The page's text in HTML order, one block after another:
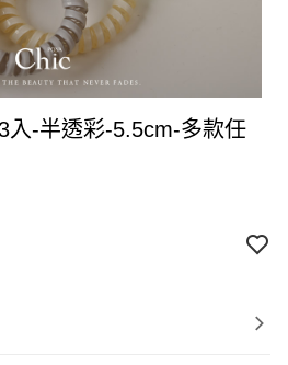
入-半透彩-5.5cm-多款任